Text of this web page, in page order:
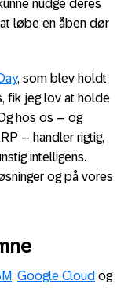
nudge deres
løbe en åben dør
, som blev holdt
fik jeg lov at holde
hos os – og
– handler rigtig,
intelligens.
og på vores
, Google Cloud og